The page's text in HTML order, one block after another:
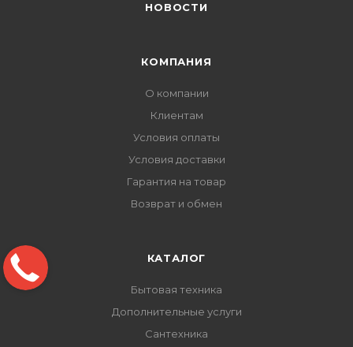
НОВОСТИ
КОМПАНИЯ
О компании
Клиентам
Условия оплаты
Условия доставки
Гарантия на товар
Возврат и обмен
КАТАЛОГ
Бытовая техника
Дополнительные услуги
Сантехника